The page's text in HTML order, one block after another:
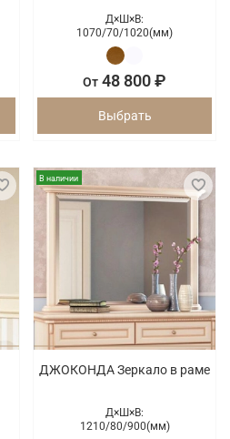
Д×Ш×В:
1070/70/1020(мм)
От 48 800 ₽
Выбрать
В наличии
ДЖОКОНДА Зеркало в раме
Д×Ш×В:
1210/80/900(мм)